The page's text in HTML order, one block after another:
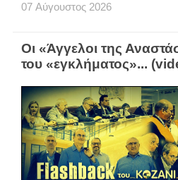
07 Αύγουστος 2026
Οι «Άγγελοι της
του «εγκλήματος»...